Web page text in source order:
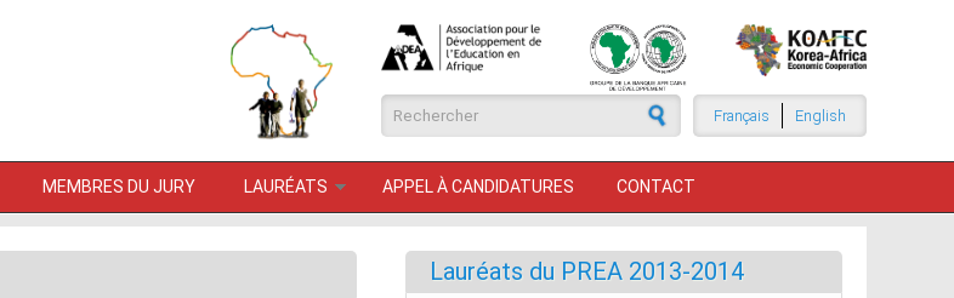
English
Français
Formulaire de recherche
MEMBRES DU JURY LAURÉATS APPEL À CANDIDATURES CONTACT
Lauréats du PREA 2013-2014